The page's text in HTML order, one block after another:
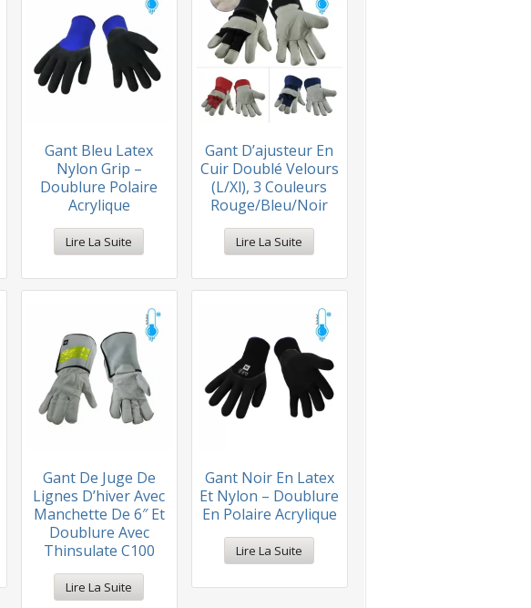
Gant Bleu Latex
Nylon Grip –
Doublure Polaire
Acrylique
Lire La Suite
Gant D’ajusteur En
Cuir Doublé Velours
(l/xl), 3 Couleurs
Rouge/bleu/noir
Lire La Suite
Gant De Juge De
Lignes D’hiver Avec
Manchette De 6″ Et
Doublure Avec
Thinsulate C100
Lire La Suite
Gant Noir En Latex
Et Nylon – Doublure
En Polaire Acrylique
Lire La Suite